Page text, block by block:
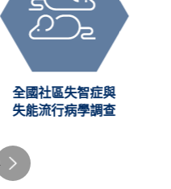
全國社區失智症與
失能流行病學調查